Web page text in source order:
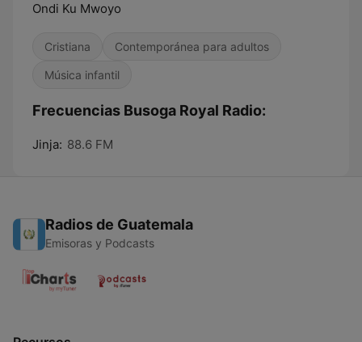
Ondi Ku Mwoyo
Cristiana Contemporánea para adultos
Música infantil
Frecuencias Busoga Royal Radio:
Jinja: 88.6 FM
Radios de Guatemala
Emisoras y Podcasts